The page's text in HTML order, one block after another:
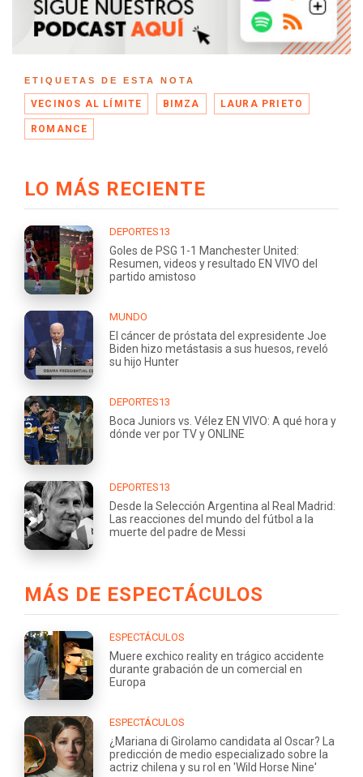
ETIQUETAS DE ESTA NOTA
VECINOS AL LÍMITE BIMZA LAURA PRIETO
ROMANCE
LO MÁS RECIENTE
DEPORTES13
Goles de PSG 1-1 Manchester United:
Resumen, videos y resultado EN VIVO del
partido amistoso
MUNDO
El cáncer de próstata del expresidente Joe
Biden hizo metástasis a sus huesos, reveló
su hijo Hunter
DEPORTES13
Boca Juniors vs. Vélez EN VIVO: A qué hora y
dónde ver por TV y ONLINE
DEPORTES13
Desde la Selección Argentina al Real Madrid:
Las reacciones del mundo del fútbol a la
muerte del padre de Messi
MÁS DE ESPECTÁCULOS
ESPECTÁCULOS
Muere exchico reality en trágico accidente
durante grabación de un comercial en
Europa
ESPECTÁCULOS
¿Mariana di Girolamo candidata al Oscar? La
predicción de medio especializado sobre la
actriz chilena y su rol en 'Wild Horse Nine'